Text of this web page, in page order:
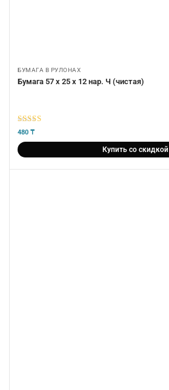
БУМАГА В РУЛОНАХ
Бумага 57 х 25 х 12 нар. Ч (чистая)
5из 5
480 ₸
Купить со скидкой